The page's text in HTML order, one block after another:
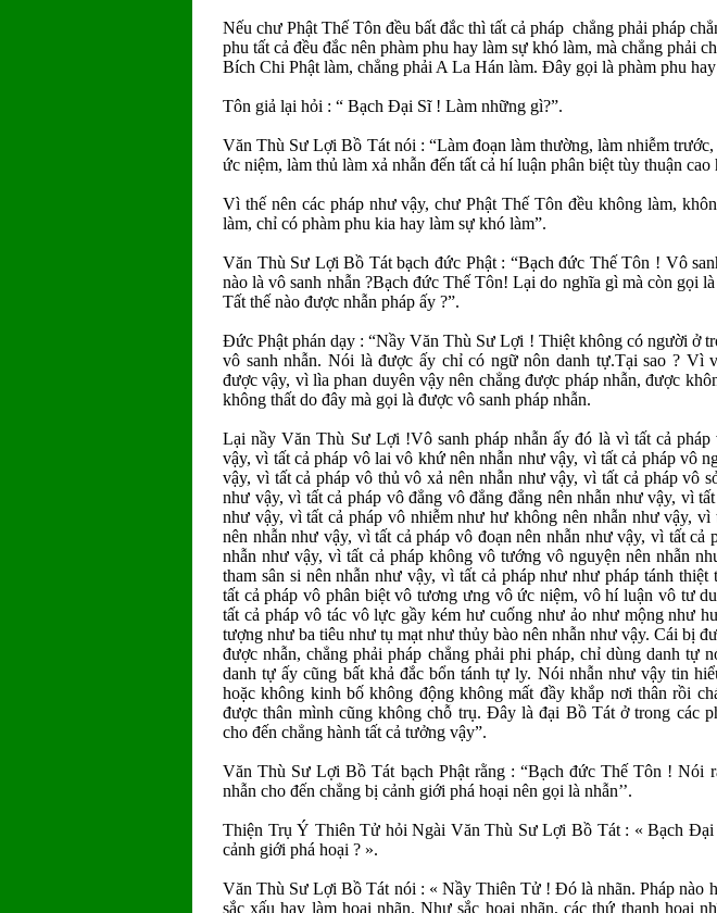
Nếu chư Phật Thế Tôn đều bất đắc thì tất cả pháp chẳng phải pháp
phu tất cả đều đắc nên phàm phu hay làm sự khó làm, mà chẳng phải
Bích Chi Phật làm, chẳng phải A La Hán làm. Ðây gọi là phàm phu
Tôn giả lại hỏi : “ Bạch Ðại Sĩ ! Làm những gì?”.
Văn Thù Sư Lợi Bồ Tát nói : “Làm đoạn làm thường, làm nhiễm
ức niệm, làm thủ làm xả nhẫn đến tất cả hí luận phân biệt tùy thuận cao
Vì thế nên các pháp như vậy, chư Phật Thế Tôn đều không làm,
làm, chỉ có phàm phu kia hay làm sự khó làm”.
Văn Thù Sư Lợi Bồ Tát bạch đức Phật : “Bạch đức Thế Tôn ! Vô
nào là vô sanh nhẫn ?Bạch đức Thế Tôn! Lại do nghĩa gì mà còn gọi
Tất thế nào được nhẫn pháp ấy ?”.
Ðức Phật phán dạy : “Nầy Văn Thù Sư Lợi ! Thiệt không có người ở
vô sanh nhẫn. Nói là được ấy chỉ có ngữ nôn danh tự.Tại sao ? Vì
được vậy, vì lìa phan duyên vậy nên chẳng được pháp nhẫn, được
không thất do đây mà gọi là được vô sanh pháp nhẫn.
Lại nầy Văn Thù Sư Lợi !Vô sanh pháp nhẫn ấy đó là vì tất cả
vậy, vì tất cả pháp vô lai vô khứ nên nhẫn như vậy, vì tất cả pháp vô
vậy, vì tất cả pháp vô thủ vô xả nên nhẫn như vậy, vì tất cả pháp vô
như vậy, vì tất cả pháp vô đẳng vô đẳng đẳng nên nhẫn như vậy, vì
như vậy, vì tất cả pháp vô nhiễm như hư không nên nhẫn như vậy, vì
nên nhẫn như vậy, vì tất cả pháp vô đoạn nên nhẫn như vậy, vì tất cả
nhẫn như vậy, vì tất cả pháp không vô tướng vô nguyện nên nhẫn
tham sân si nên nhẫn như vậy, vì tất cả pháp như như pháp tánh thiệt
tất cả pháp vô phân biệt vô tương ưng vô ức niệm, vô hí luận vô tư
tất cả pháp vô tác vô lực gầy kém hư cuống như ảo như mộng như
tượng như ba tiêu như tụ mạt như thủy bào nên nhẫn như vậy. Cái bị
được nhẫn, chẳng phải pháp chẳng phải phi pháp, chỉ dùng danh tự
danh tự ấy cũng bất khả đắc bổn tánh tự ly. Nói nhẫn như vậy tin
hoặc không kinh bố không động không mất đầy khắp nơi thân rồi
được thân mình cũng không chỗ trụ. Ðây là đại Bồ Tát ở trong các
cho đến chẳng hành tất cả tưởng vậy”.
Văn Thù Sư Lợi Bồ Tát bạch Phật rằng : “Bạch đức Thế Tôn ! Nói
nhẫn cho đến chẳng bị cảnh giới phá hoại nên gọi là nhẫn’’.
Thiện Trụ Ý Thiên Tử hỏi Ngài Văn Thù Sư Lợi Bồ Tát : « Bạch
cảnh giới phá hoại ? ».
Văn Thù Sư Lợi Bồ Tát nói : « Nầy Thiên Tử ! Ðó là nhãn. Pháp nào
sắc xấu hay làm hoại nhãn. Như sắc hoại nhãn, các thứ thanh hoại